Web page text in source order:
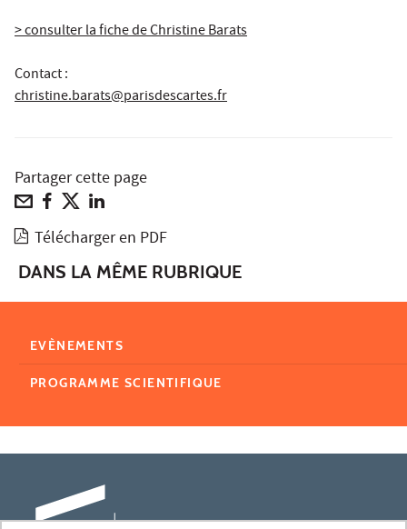
> consulter la fiche de Christine Barats
Contact :
christine.barats@parisdescartes.fr
Partager cette page
Télécharger en PDF
DANS LA MÊME RUBRIQUE
EVÈNEMENTS
PROGRAMME SCIENTIFIQUE